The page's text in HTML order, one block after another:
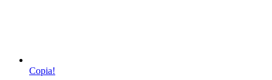
Copia!